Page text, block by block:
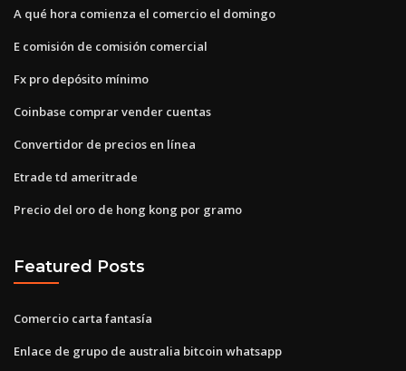
A qué hora comienza el comercio el domingo
E comisión de comisión comercial
Fx pro depósito mínimo
Coinbase comprar vender cuentas
Convertidor de precios en línea
Etrade td ameritrade
Precio del oro de hong kong por gramo
Featured Posts
Comercio carta fantasía
Enlace de grupo de australia bitcoin whatsapp